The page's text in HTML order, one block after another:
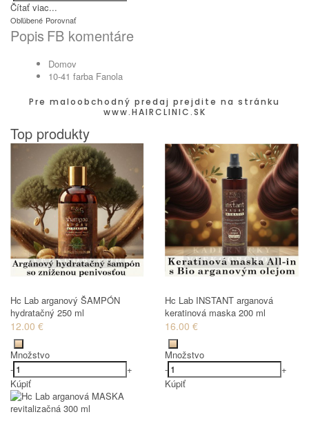
Čítať viac...
Obľúbené Porovnať
Popis FB komentáre
Domov
10-41 farba Fanola
Pre maloobchodný predaj prejdite na stránku
www.HAIRCLINIC.SK
Top produkty
Hc Lab arganový ŠAMPÓN
hydratačný 250 ml
12.00 €
Množstvo
-
+
Kúpiť
Hc Lab INSTANT arganová
keratinová maska 200 ml
16.00 €
Množstvo
-
+
Kúpiť